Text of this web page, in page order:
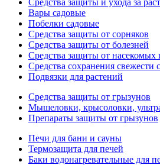
Средства защиты и ухода за
Вары садовые
Побелки садовые
Средства защиты от сорняков
Средства защиты от болезней
Средства защиты от насекомых
Средства сохранения свежести
Подвязки для растений
Средства защиты от грызунов
Мышеловки, крысоловки,
Препараты защиты от грызунов
Печи для бани и сауны
Термозащита для печей
Баки водонагревательные для